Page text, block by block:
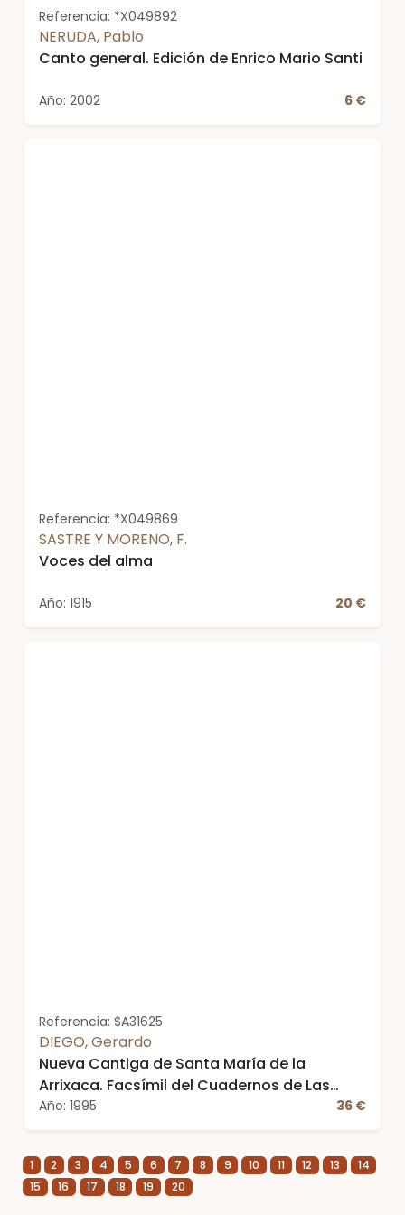
Referencia: *X049892
NERUDA, Pablo
Canto general. Edición de Enrico Mario Santi
Año: 2002 6 €
Referencia: *X049869
SASTRE Y MORENO, F.
Voces del alma
Año: 1915 20 €
Referencia: $A31625
DIEGO, Gerardo
Nueva Cantiga de Santa María de la
Arrixaca. Facsímil del Cuadernos de Las
Horas Situadas Nº 3
Año: 1995 36 €
1 2 3 4 5 6 7 8 9 10 11 12 13
14
15
16 17 18 19 20